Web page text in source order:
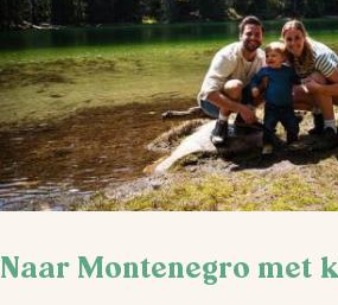
Naar Montenegro met